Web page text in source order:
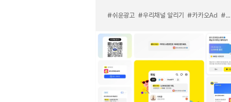
#쉬운광고 #우리채널 알리기 #카카오Ad #카톡 쉬운 광고